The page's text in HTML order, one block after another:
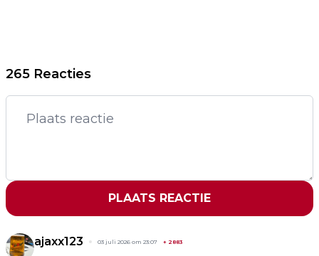
265 Reacties
PLAATS REACTIE
ajaxx123 03 juli 2026 om 23:07 + 2883